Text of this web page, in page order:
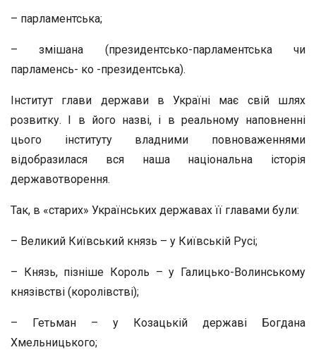
– парламентська;
– змішана (президентсько-парламентська чи
парламенсь- ко -президентська).
Інститут глави держави в Україні має свій шлях
розвитку. І в його назві, і в реальному наповненні
цього інституту владними повноваженнями
відобразилася вся наша національна історія
державотворення.
Так, в «старих» Українських державах її главами були:
– Великий Київський князь – у Київській Русі;
– Князь, пізніше Король – у Галицько-Волинському
князівстві (королівстві);
– Гетьман – у Козацькій державі Богдана
Хмельницького;